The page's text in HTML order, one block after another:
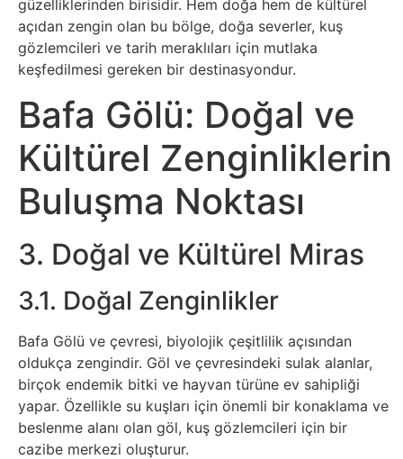
İnternet
İnternetten
Kazanma
Kadın
Kim
Kimdir
Kitap
Komedi
Kültür
Sanat
güzelliklerinden birisidir. Hem doğa hem de kültürel
açıdan zengin olan bu bölge, doğa severler, kuş
gözlemcileri ve tarih meraklıları için mutlaka
keşfedilmesi gereken bir destinasyondur.
Bafa Gölü: Doğal ve
Kültürel Zenginliklerin
Buluşma Noktası
3. Doğal ve Kültürel Miras
3.1. Doğal Zenginlikler
Bafa Gölü ve çevresi, biyolojik çeşitlilik açısından
oldukça zengindir. Göl ve çevresindeki sulak alanlar,
birçok endemik bitki ve hayvan türüne ev sahipliği
yapar. Özellikle su kuşları için önemli bir konaklama ve
beslenme alanı olan göl, kuş gözlemcileri için bir
cazibe merkezi oluşturur.